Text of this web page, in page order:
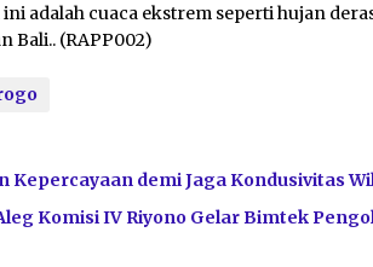
adalah cuaca ekstrem seperti hujan
Bali.. (RAPP002)
demi Jaga Kondusivitas
Komisi IV Riyono Gelar Bimtek